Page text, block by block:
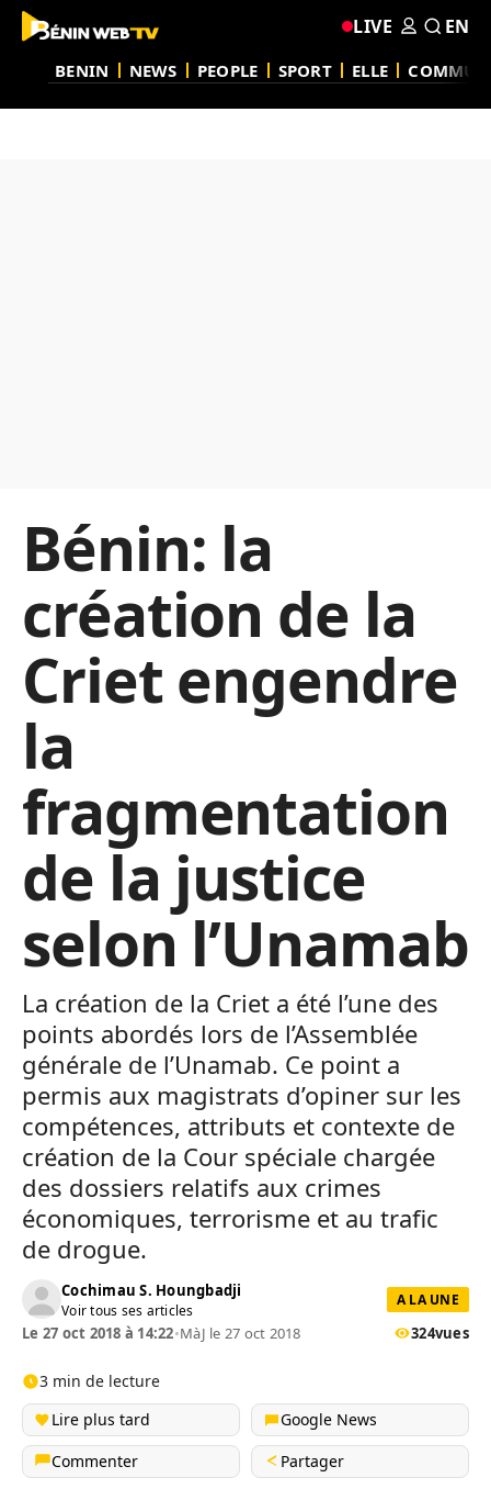
BENIN NEWS PEOPLE SPORT ELLE
LIVE EN
Bénin: la
création de la
Criet engendre
la
fragmentation
de la justice
selon l’Unamab
La création de la Criet a été l’une des
points abordés lors de l’Assemblée
générale de l’Unamab. Ce point a
permis aux magistrats d’opiner sur les
compétences, attributs et contexte de
création de la Cour spéciale chargée
des dossiers relatifs aux crimes
économiques, terrorisme et au trafic
de drogue.
Cochimau S. Houngbadji
Voir tous ses articles
A LA UNE
Le 27 oct 2018 à 14:22•MàJ le 27 oct 2018 324vues
3 min de lecture
Lire plus tard
Google News
Commenter
Partager